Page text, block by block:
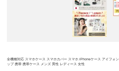
全機種対応 スマホケース スマホカバー スマホ iPhoneケース アイフォ
ップ 携帯 携帯ケース メンズ 男性 レディース 女性